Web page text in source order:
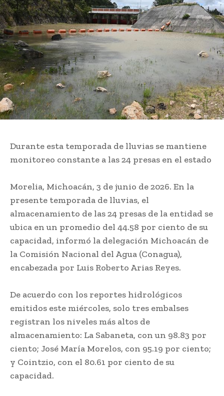
Durante esta temporada de lluvias se mantiene
monitoreo constante a las 24 presas en el estado
Morelia, Michoacán, 3 de junio de 2026. En la
presente temporada de lluvias, el
almacenamiento de las 24 presas de la entidad se
ubica en un promedio del 44.58 por ciento de su
capacidad, informó la delegación Michoacán de
la Comisión Nacional del Agua (Conagua),
encabezada por Luis Roberto Arias Reyes.
De acuerdo con los reportes hidrológicos
emitidos este miércoles, solo tres embalses
registran los niveles más altos de
almacenamiento: La Sabaneta, con un 98.83 por
ciento; José María Morelos, con 95.19 por ciento;
y Cointzio, con el 80.61 por ciento de su
capacidad.